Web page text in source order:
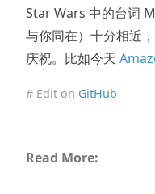
Star Wars 中的台词
与你同在）十分相近
庆祝。比如今天
# Edit on GitHub
Read More: